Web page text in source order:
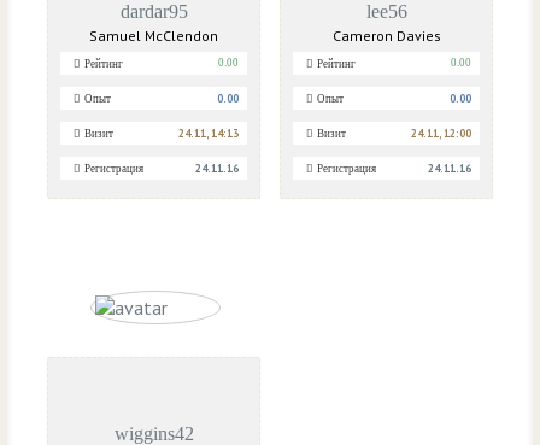
dardar95
Samuel McClendon
Рейтинг 0.00
Опыт 0.00
Визит 24.11, 14:13
Регистрация 24.11.16
lee56
Cameron Davies
Рейтинг 0.00
Опыт 0.00
Визит 24.11, 12:00
Регистрация 24.11.16
wiggins42